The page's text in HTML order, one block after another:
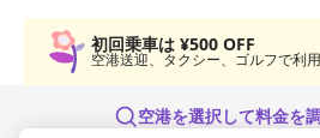
初回乗車は ¥500 OFF
空港送迎、タクシー、ゴルフで利
空港を選択して料金を